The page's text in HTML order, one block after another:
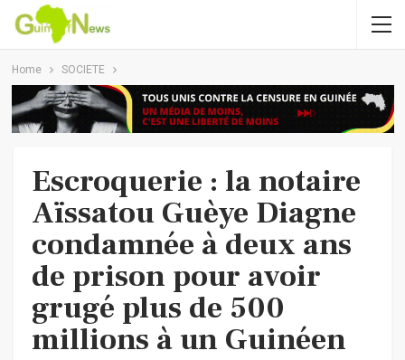
Home SOCIETE
Escroquerie : la notaire
Aïssatou Guèye Diagne
condamnée à deux ans
de prison pour avoir
grugé plus de 500
millions à un Guinéen